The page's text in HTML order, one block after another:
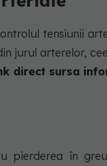
tensiunii
jurul arterelor,
direct sursa
pierderea în